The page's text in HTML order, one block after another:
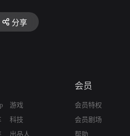
分享
游戏
科技
出品人
会员
会员特权
会员剧场
帮助